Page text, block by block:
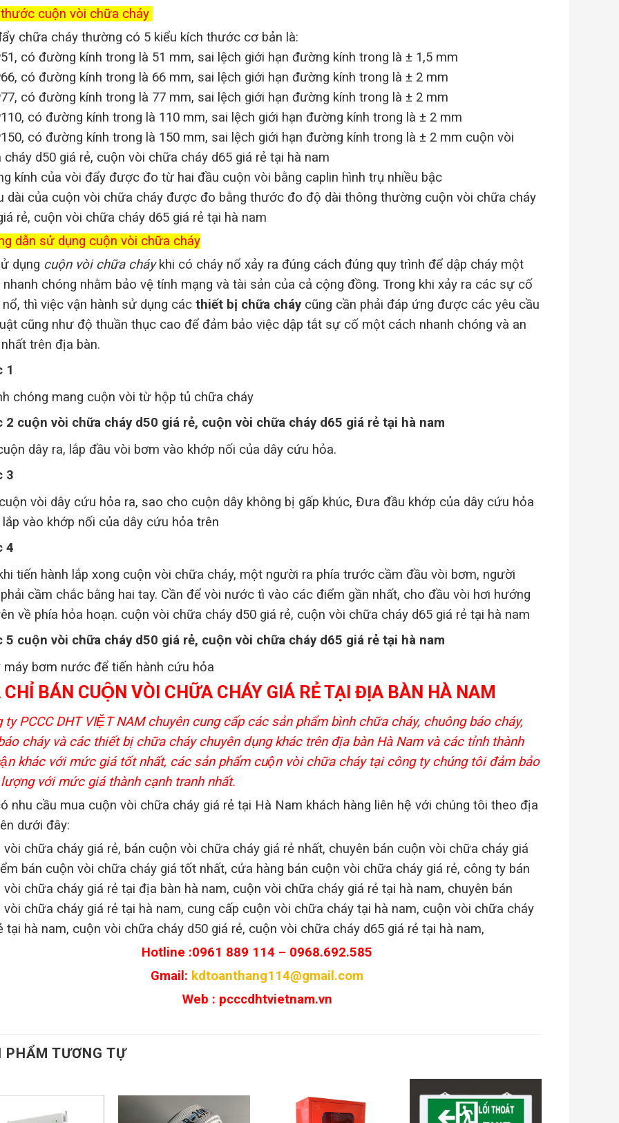
cuộn vòi chữa cháy
chữa cháy thường có 5 kiểu kích thước cơ bản là:
có đường kính trong là 51 mm, sai lệch giới hạn đường kính trong là ± 1,5 mm
có đường kính trong là 66 mm, sai lệch giới hạn đường kính trong là ± 2 mm
có đường kính trong là 77 mm, sai lệch giới hạn đường kính trong là ± 2 mm
có đường kính trong là 110 mm, sai lệch giới hạn đường kính trong là ± 2 mm
có đường kính trong là 150 mm, sai lệch giới hạn đường kính trong là ± 2 mm cuộn vòi
cháy d50 giá rẻ, cuộn vòi chữa cháy d65 giá rẻ tại hà nam
kính của vòi đẩy được đo từ hai đầu cuộn vòi bằng caplin hình trụ nhiều bậc
dài của cuộn vòi chữa cháy được đo bằng thước đo độ dài thông thường cuộn vòi chữa cháy
rẻ, cuộn vòi chữa cháy d65 giá rẻ tại hà nam
dẫn sử dụng cuộn vòi chữa cháy
dụng cuộn vòi chữa cháykhi có cháy nổ xảy ra đúng cách đúng quy trình để dập cháy một
chóng nhằm bảo vệ tính mạng và tài sản của cả cộng đồng. Trong khi xảy ra các sự cố
thì việc vận hành sử dụng các thiết bị chữa cháy cũng cần phải đáp ứng được các yêu cầu
cũng như độ thuần thục cao để đảm bảo việc dập tắt sự cố một cách nhanh chóng và an
trên địa bàn.
1
chóng mang cuộn vòi từ hộp tủ chữa cháy
2 cuộn vòi chữa cháy d50 giá rẻ, cuộn vòi chữa cháy d65 giá rẻ tại hà nam
dây ra, lắp đầu vòi bơm vào khớp nối của dây cứu hỏa.
3
vòi dây cứu hỏa ra, sao cho cuộn dây không bị gấp khúc, Đưa đầu khớp của dây cứu hỏa
vào khớp nối của dây cứu hỏa trên
4
tiến hành lắp xong cuộn vòi chữa cháy, một người ra phía trước cầm đầu vòi bơm, người
cầm chắc bằng hai tay. Cần để vòi nước tì vào các điểm gần nhất, cho đầu vòi hơi hướng
về phía hỏa hoạn. cuộn vòi chữa cháy d50 giá rẻ, cuộn vòi chữa cháy d65 giá rẻ tại hà nam
5 cuộn vòi chữa cháy d50 giá rẻ, cuộn vòi chữa cháy d65 giá rẻ tại hà nam
máy bơm nước để tiến hành cứu hỏa
BÁN CUỘN VÒI CHỮA CHÁY GIÁ RẺ TẠI ĐỊA BÀN HÀ NAM
ty PCCC DHT VIỆT NAM chuyên cung cấp các sản phẩm bình chữa cháy, chuông báo cháy,
cháy và các thiết bị chữa cháy chuyên dụng khác trên địa bàn Hà Nam và các tỉnh thành
khác với mức giá tốt nhất, các sản phẩm cuộn vòi chữa cháy tại công ty chúng tôi đảm bảo
với mức giá thành cạnh tranh nhất.
nhu cầu mua cuộn vòi chữa cháy giá rẻ tại Hà Nam khách hàng liên hệ với chúng tôi theo địa
dưới đây:
vòi chữa cháy giá rẻ, bán cuộn vòi chữa cháy giá rẻ nhất, chuyên bán cuộn vòi chữa cháy giá
bán cuộn vòi chữa cháy giá tốt nhất, cửa hàng bán cuộn vòi chữa cháy giá rẻ, công ty bán
vòi chữa cháy giá rẻ tại địa bàn hà nam, cuộn vòi chữa cháy giá rẻ tại hà nam, chuyên bán
vòi chữa cháy giá rẻ tại hà nam, cung cấp cuộn vòi chữa cháy tại hà nam, cuộn vòi chữa cháy
tại hà nam, cuộn vòi chữa cháy d50 giá rẻ, cuộn vòi chữa cháy d65 giá rẻ tại hà nam,
Hotline :0961 889 114 – 0968.692.585
Gmail: kdtoanthang114@gmail.com
Web : pcccdhtvietnam.vn
PHẨM TƯƠNG TỰ